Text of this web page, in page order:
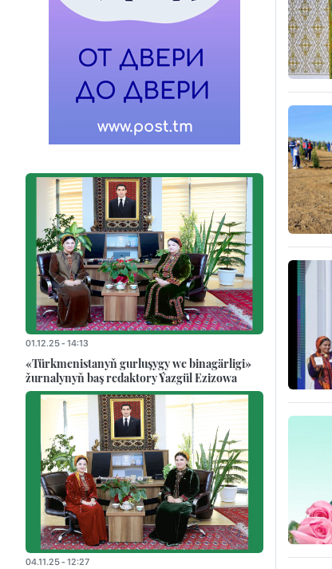
01.12.25 - 14:13
«Türkmenistanyň gurluşygy we binagärligi»
žurnalynyň baş redaktory Ýazgül Ezizowa
04.11.25 - 12:27